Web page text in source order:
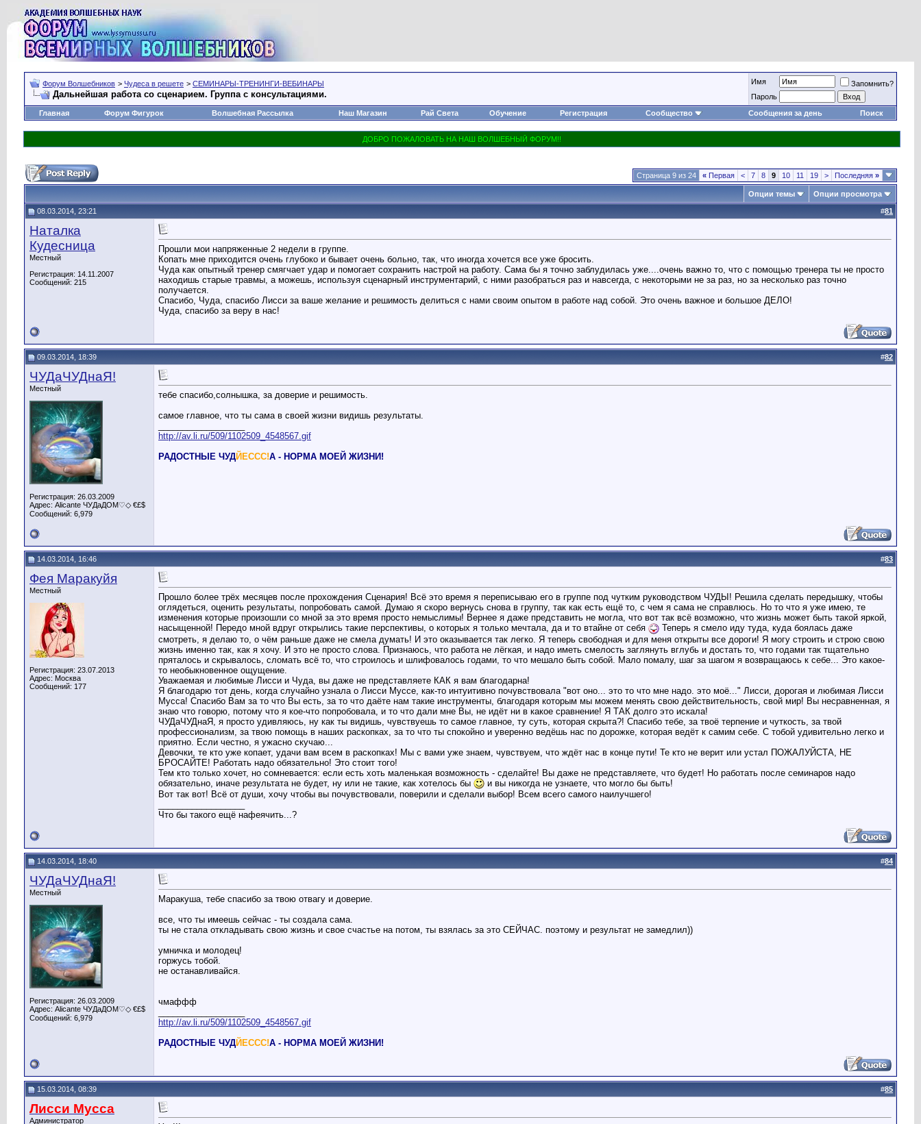
Форум Волшебников > Чудеса в решете > СЕМИНАРЫ-ТРЕНИНГИ-ВЕБИНАРЫ
Дальнейшая работа со сценарием. Группа с консультациями.
Имя
Запомнить?
Пароль
Главная
Форум Фигурок Волшебная Рассылка Наш Магазин Рай Света Обучение Регистрация Сообщество Сообщения за день Поиск
Страница 9 из 24 « Первая < 7 8 9 10 11 19 > Последняя »
Опции темы Опции просмотра
08.03.2014, 23:21 #81
Наталка
Кудесница
Местный
Регистрация: 14.11.2007
Сообщений: 215
Прошли мои напряженные 2 недели в группе.
Копать мне приходится очень глубоко и бывает очень больно, так, что иногда хочется все уже бросить.
Чуда как опытный тренер смягчает удар и помогает сохранить настрой на работу. Сама бы я точно заблудилась уже....очень важно то, что с помощью тренера ты не просто
находишь старые травмы, а можешь, используя сценарный инструментарий, с ними разобраться раз и навсегда, с некоторыми не за раз, но за несколько раз точно
получается.
Спасибо, Чуда, спасибо Лисси за ваше желание и решимость делиться с нами своим опытом в работе над собой. Это очень важное и большое ДЕЛО!
Чуда, спасибо за веру в нас!
09.03.2014, 18:39 #82
ЧУДаЧУДнаЯ!
Местный
Регистрация: 26.03.2009
Адрес: Alicante ЧУДаДОМ♡◇ €£$
Сообщений: 6,979
тебе спасибо,солнышка, за доверие и решимость.
самое главное, что ты сама в своей жизни видишь результаты.
http://av.li.ru/509/1102509_4548567.gif
РАДОСТНЫЕ ЧУДЙЕССС!А - НОРМА МОЕЙ ЖИЗНИ!
14.03.2014, 16:46 #83
Фея Маракуйя
Местный
Регистрация: 23.07.2013
Адрес: Москва
Сообщений: 177
Прошло более трёх месяцев после прохождения Сценария! Всё это время я переписываю его в группе под чутким руководством ЧУДЫ! Решила сделать передышку, чтобы
оглядеться, оценить результаты, попробовать самой. Думаю я скоро вернусь снова в группу, так как есть ещё то, с чем я сама не справлюсь. Но то что я уже имею, те
изменения которые произошли со мной за это время просто немыслимы! Вернее я даже представить не могла, что вот так всё возможно, что жизнь может быть такой яркой,
насыщенной! Передо мной вдруг открылись такие перспективы, о которых я только мечтала, да и то втайне от себя
Теперь я смело иду туда, куда боялась даже
смотреть, я делаю то, о чём раньше даже не смела думать! И это оказывается так легко. Я теперь свободная и для меня открыты все дороги! Я могу строить и строю свою
жизнь именно так, как я хочу. И это не просто слова. Признаюсь, что работа не лёгкая, и надо иметь смелость заглянуть вглубь и достать то, что годами так тщательно
пряталось и скрывалось, сломать всё то, что строилось и шлифовалось годами, то что мешало быть собой. Мало помалу, шаг за шагом я возвращаюсь к себе... Это какое-
то необыкновенное ощущение.
Уважаемая и любимые Лисси и Чуда, вы даже не представляете КАК я вам благодарна!
Я благодарю тот день, когда случайно узнала о Лисси Муссе, как-то интуитивно почувствовала "вот оно... это то что мне надо. это моё..." Лисси, дорогая и любимая Лисси
Мусса! Спасибо Вам за то что Вы есть, за то что даёте нам такие инструменты, благодаря которым мы можем менять свою действительность, свой мир! Вы несравненная, я
знаю что говорю, потому что я кое-что попробовала, и то что дали мне Вы, не идёт ни в какое сравнение! Я ТАК долго это искала!
ЧУДаЧУДнаЯ, я просто удивляюсь, ну как ты видишь, чувствуешь то самое главное, ту суть, которая скрыта?! Спасибо тебе, за твоё терпение и чуткость, за твой
профессионализм, за твою помощь в наших раскопках, за то что ты спокойно и уверенно ведёшь нас по дорожке, которая ведёт к самим себе. С тобой удивительно легко и
приятно. Если честно, я ужасно скучаю...
Девочки, те кто уже копает, удачи вам всем в раскопках! Мы с вами уже знаем, чувствуем, что ждёт нас в конце пути! Те кто не верит или устал ПОЖАЛУЙСТА, НЕ
БРОСАЙТЕ! Работать надо обязательно! Это стоит того!
Тем кто только хочет, но сомневается: если есть хоть маленькая возможность - сделайте! Вы даже не представляете, что будет! Но работать после семинаров надо
обязательно, иначе результата не будет, ну или не такие, как хотелось бы
и вы никогда не узнаете, что могло бы быть!
Вот так вот! Всё от души, хочу чтобы вы почувствовали, поверили и сделали выбор! Всем всего самого наилучшего!
Что бы такого ещё нафеячить...?
14.03.2014, 18:40 #84
ЧУДаЧУДнаЯ!
Местный
Регистрация: 26.03.2009
Адрес: Alicante ЧУДаДОМ♡◇ €£$
Сообщений: 6,979
Маракуша, тебе спасибо за твою отвагу и доверие.
все, что ты имеешь сейчас - ты создала сама.
ты не стала откладывать свою жизнь и свое счастье на потом, ты взялась за это СЕЙЧАС. поэтому и результат не замедлил))
умничка и молодец!
горжусь тобой.
не останавливайся.
чмаффф
http://av.li.ru/509/1102509_4548567.gif
РАДОСТНЫЕ ЧУДЙЕССС!А - НОРМА МОЕЙ ЖИЗНИ!
15.03.2014, 08:39 #85
Лисси Мусса
Администратор